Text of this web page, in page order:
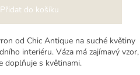
Přidat do košíku
od Chic Antique na suché květiny
interiéru. Váza má zajímavý vzor,
doplňuje s květinami.